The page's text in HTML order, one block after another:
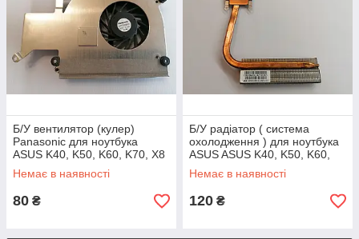
Б/У вентилятор (кулер)
Panasonic для ноутбука
ASUS K40, K50, K60, K70, X8
(UDQFZZH32DAS)
Немає в наявності
80 ₴
Б/У радіатор ( система
охолодження ) для ноутбука
ASUS ASUS K40, K50, K60,
K70 (13GNVX1AM010-1)
Немає в наявності
120 ₴